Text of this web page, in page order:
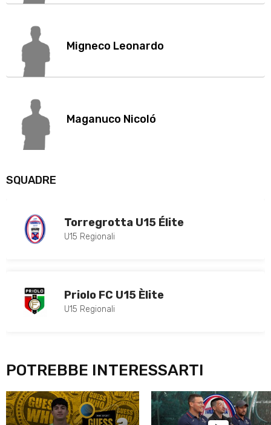
Migneco Leonardo
Maganuco Nicoló
SQUADRE
Torregrotta U15 Élite
U15 Regionali
Priolo FC U15 Èlite
U15 Regionali
POTREBBE INTERESSARTI